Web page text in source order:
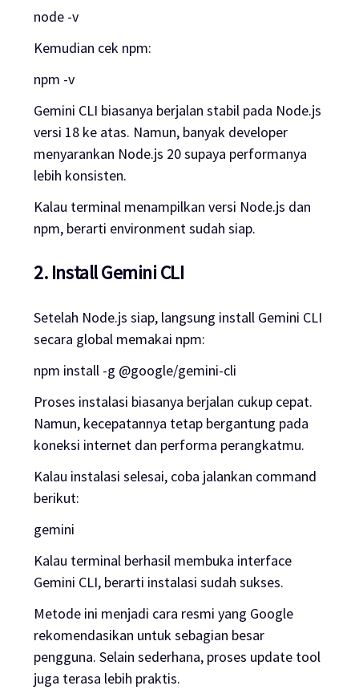
node -v
Kemudian cek npm:
npm -v
Gemini CLI biasanya berjalan stabil pada Node.js
versi 18 ke atas. Namun, banyak developer
menyarankan Node.js 20 supaya performanya
lebih konsisten.
Kalau terminal menampilkan versi Node.js dan
npm, berarti environment sudah siap.
2. Install Gemini CLI
Setelah Node.js siap, langsung install Gemini CLI
secara global memakai npm:
npm install -g @google/gemini-cli
Proses instalasi biasanya berjalan cukup cepat.
Namun, kecepatannya tetap bergantung pada
koneksi internet dan performa perangkatmu.
Kalau instalasi selesai, coba jalankan command
berikut:
gemini
Kalau terminal berhasil membuka interface
Gemini CLI, berarti instalasi sudah sukses.
Metode ini menjadi cara resmi yang Google
rekomendasikan untuk sebagian besar
pengguna. Selain sederhana, proses update tool
juga terasa lebih praktis.